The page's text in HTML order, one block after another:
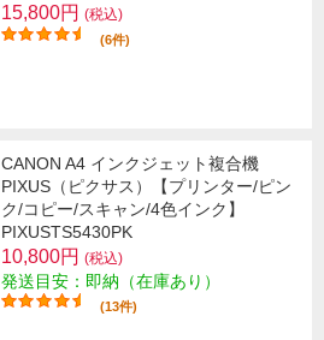
15,800円 (税込)
(6件)
CANON A4 インクジェット複合機
PIXUS（ピクサス）【プリンター/ピン
ク/コピー/スキャン/4色インク】
PIXUSTS5430PK
10,800円 (税込)
発送目安：即納（在庫あり）
(13件)